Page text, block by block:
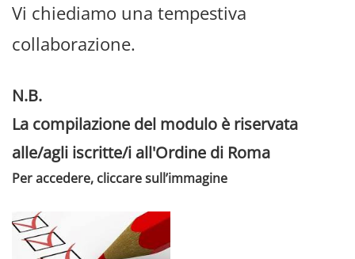
Vi chiediamo una tempestiva
collaborazione.
N.B.
La compilazione del modulo è riservata
alle/agli iscritte/i all'Ordine di Roma
Per accedere, cliccare sull’immagine